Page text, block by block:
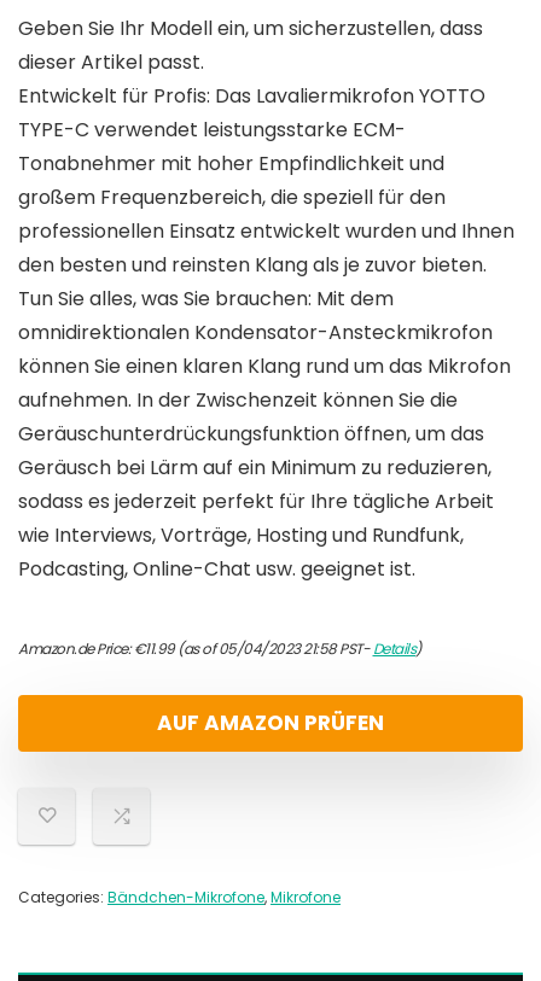
Geben Sie Ihr Modell ein, um sicherzustellen, dass
dieser Artikel passt.
Entwickelt für Profis: Das Lavaliermikrofon YOTTO
TYPE-C verwendet leistungsstarke ECM-
Tonabnehmer mit hoher Empfindlichkeit und
großem Frequenzbereich, die speziell für den
professionellen Einsatz entwickelt wurden und Ihnen
den besten und reinsten Klang als je zuvor bieten.
Tun Sie alles, was Sie brauchen: Mit dem
omnidirektionalen Kondensator-Ansteckmikrofon
können Sie einen klaren Klang rund um das Mikrofon
aufnehmen. In der Zwischenzeit können Sie die
Geräuschunterdrückungsfunktion öffnen, um das
Geräusch bei Lärm auf ein Minimum zu reduzieren,
sodass es jederzeit perfekt für Ihre tägliche Arbeit
wie Interviews, Vorträge, Hosting und Rundfunk,
Podcasting, Online-Chat usw. geeignet ist.
Amazon.de Price:€11.99(as of 05/04/2023 21:58 PST-Details)
AUF AMAZON PRÜFEN
Categories: Bändchen-Mikrofone,Mikrofone